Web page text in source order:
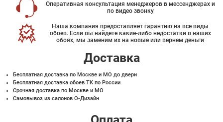
Оперативная консультация менеджеров в мессенджерах и
по видео звонку
Наша компания предоставляет гарантию на все виды
обоев. Если вы найдете какие-либо недостатки в наших
обоях, мы заменим их на новые или вернем деньги
Доставка
Бесплатная доставка по Москве и МО до двери
Бесплатная доставка обоев ТК по России
Срочная доставка по Москве и МО
Самовывоз из салонов О-Дизайн